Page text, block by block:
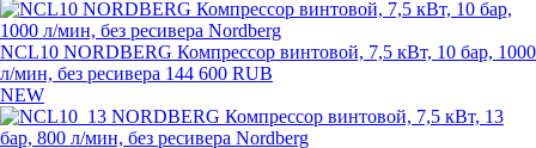
NCL10 NORDBERG Компрессор винтовой, 7,5 кВт, 10 бар, 1000
л/мин, без ресивера 144 600 RUB
NEW